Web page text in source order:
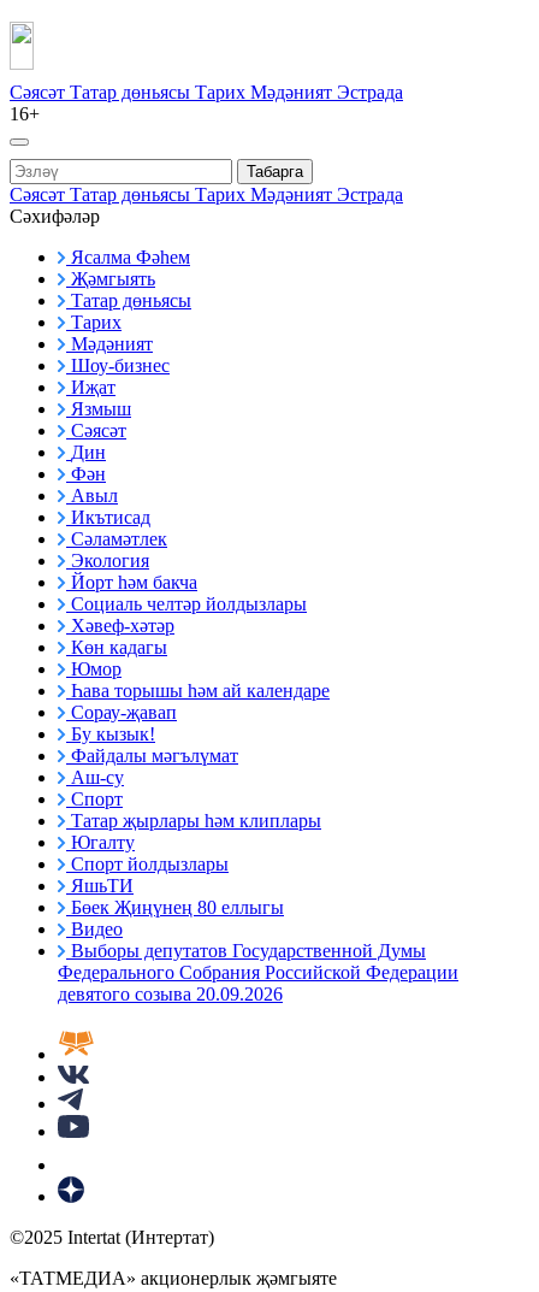
Сәясәт Татар дөньясы Тарих Мәдәният Эстрада
16+
Табарга
Сәясәт Татар дөньясы Тарих Мәдәният Эстрада
Сәхифәләр
Ясалма Фәһем
Җәмгыять
Татар дөньясы
Тарих
Мәдәният
Шоу-бизнес
Иҗат
Язмыш
Сәясәт
Дин
Фән
Авыл
Икътисад
Сәламәтлек
Экология
Йорт һәм бакча
Социаль челтәр йолдызлары
Хәвеф-хәтәр
Көн кадагы
Юмор
Һава торышы һәм ай календаре
Сорау-җавап
Бу кызык!
Файдалы мәгълүмат
Аш-су
Спорт
Татар җырлары һәм клиплары
Югалту
Спорт йолдызлары
ЯшьТИ
Бөек Җиңүнең 80 еллыгы
Видео
Выборы депутатов Государственной Думы
Федерального Собрания Российской Федерации
девятого созыва 20.09.2026
©2025 Intertat (Интертат)
«ТАТМЕДИА» акционерлык җәмгыяте